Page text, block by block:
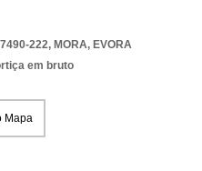
222, MORA, EVORA
em bruto
Mapa